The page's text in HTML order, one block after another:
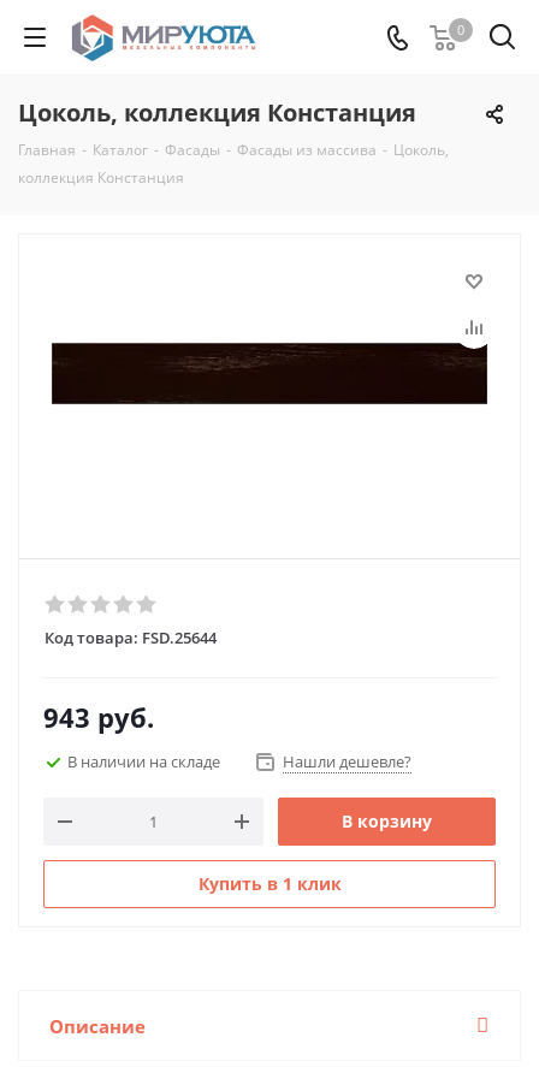
0
Цоколь, коллекция Констанция
Главная - Каталог - Фасады - Фасады из массива - Цоколь,
коллекция Констанция
Код товара: FSD.25644
943 руб.
В наличии на складе Нашли дешевле?
В корзину
Купить в 1 клик
Описание